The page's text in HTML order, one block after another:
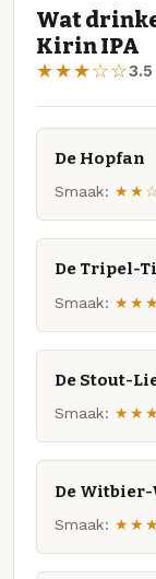
Wat
Kirin IPA
★★★☆☆3.5
De Hopfan
Smaak:
De Tripel-
Smaak:
De Stout-
Smaak:
De
Smaak: